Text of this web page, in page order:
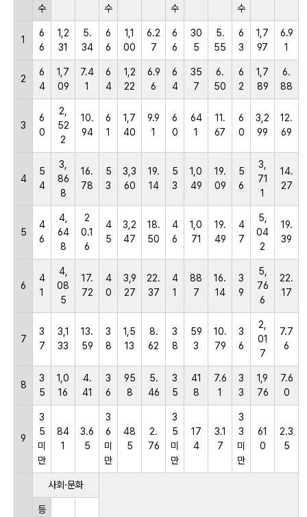
수
수
수
수
1
6
6
1,2
31
5.
34
6
6
1,1
00
6.2
7
6
6
30
5
5.
55
6
3
1,7
97
6.9
1
2
6
4
1,7
09
7.4
1
6
4
1,2
22
6.9
6
6
4
35
7
6.
50
6
2
1,7
89
6.
88
3
6
0
2,
52
2
10.
94
6
1
1,7
40
9.9
1
6
0
64
1
11.
67
6
0
3,2
99
12.
69
4
5
4
3,
86
8
16.
78
5
3
3,3
60
19.
14
5
3
1,0
49
19.
09
5
6
3,
71
1
14.
27
5
4
6
4,
64
8
2
0.1
6
4
5
3,2
47
18.
50
4
6
1,0
71
19.
49
4
7
5,
04
2
19.
39
6
4
1
4,
08
5
17.
72
4
0
3,9
27
22.
37
4
1
88
7
16.
14
3
9
5,
76
6
22.
17
7
3
7
3,1
33
13.
59
3
8
1,5
13
8.
62
3
8
59
3
10.
79
3
6
2,
01
7
7.7
6
8
3
5
1,0
16
4.
41
3
6
95
8
5.
46
3
5
41
8
7.6
1
3
3
1,9
76
7.6
0
9
3
5
미
만
84
1
3.6
5
3
6
미
만
48
5
2.
76
3
5
미
만
17
4
3.1
7
3
3
미
만
61
0
2.3
5
사회·문화
등